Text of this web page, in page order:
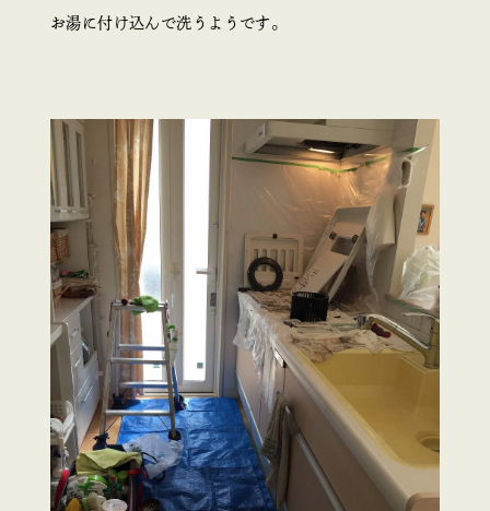
お湯に付け込んで洗うようです。